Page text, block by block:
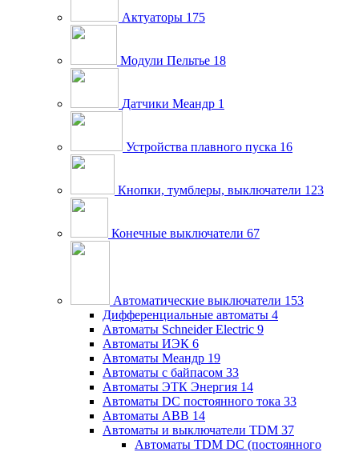
Актуаторы 175
Модули Пельтье 18
Датчики Меандр 1
Устройства плавного пуска 16
Кнопки, тумблеры, выключатели 123
Конечные выключатели 67
Автоматические выключатели 153
Дифференциальные автоматы 4
Автоматы Schneider Electric 9
Автоматы ИЭК 6
Автоматы Меандр 19
Автоматы с байпасом 33
Автоматы ЭТК Энергия 14
Автоматы DC постоянного тока 33
Автоматы ABB 14
Автоматы и выключатели TDM 37
Автоматы TDM DC (постоянного